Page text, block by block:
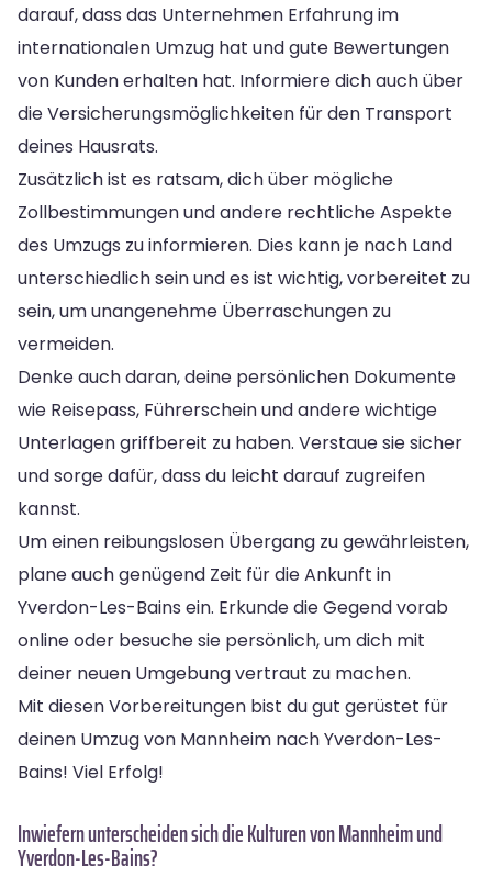
darauf, dass das Unternehmen Erfahrung im
internationalen Umzug hat und gute Bewertungen
von Kunden erhalten hat. Informiere dich auch über
die Versicherungsmöglichkeiten für den Transport
deines Hausrats.
Zusätzlich ist es ratsam, dich über mögliche
Zollbestimmungen und andere rechtliche Aspekte
des Umzugs zu informieren. Dies kann je nach Land
unterschiedlich sein und es ist wichtig, vorbereitet zu
sein, um unangenehme Überraschungen zu
vermeiden.
Denke auch daran, deine persönlichen Dokumente
wie Reisepass, Führerschein und andere wichtige
Unterlagen griffbereit zu haben. Verstaue sie sicher
und sorge dafür, dass du leicht darauf zugreifen
kannst.
Um einen reibungslosen Übergang zu gewährleisten,
plane auch genügend Zeit für die Ankunft in
Yverdon-Les-Bains ein. Erkunde die Gegend vorab
online oder besuche sie persönlich, um dich mit
deiner neuen Umgebung vertraut zu machen.
Mit diesen Vorbereitungen bist du gut gerüstet für
deinen Umzug von Mannheim nach Yverdon-Les-
Bains! Viel Erfolg!
Inwiefern unterscheiden sich die Kulturen von Mannheim und
Yverdon-Les-Bains?